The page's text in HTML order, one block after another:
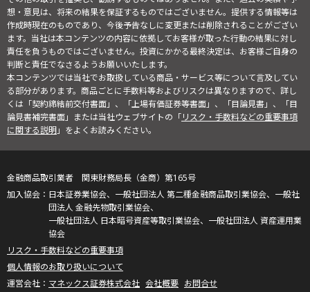
想・意見は、将来の結果を保証するものではございません。提供する情報等は
作成時現在のものであり、今後予告なしに変更または削除されることがござい
ます。当社は本コンテンツの内容に依拠してお客様が取った行動の結果に対し
責任を負うものではございません。投資にかかる最終決定は、お客様ご自身の
判断と責任でなさるようお願いいたします。
本コンテンツでは当社でお取扱している商品・サービス等について言及してい
る部分があります。商品ごとに手数料等およびリスクは異なりますので、詳し
くは「契約締結前交付書面」、「上場有価証券等書面」、「目論見書」、「目
論見書補完書面」または当社ウェブサイトの「リスク・手数料などの重要事項
に関する説明」をよくお読みください。
金融商品取引業者 関東財務局長（金商）第165号
日本証券業協会、一般社団法人 第二種金融商品取引業協会、一般社
団法人 金融先物取引業協会、
一般社団法人 日本暗号資産等取引業協会、一般社団法人 資産運用業
協会
リスク・手数料などの重要事項
個人情報のお取り扱いについて
マネックス証券株式会社 会社概要 お問合せ